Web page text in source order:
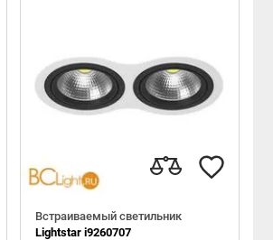
Встраиваемый светильник
Lightstar i9260707